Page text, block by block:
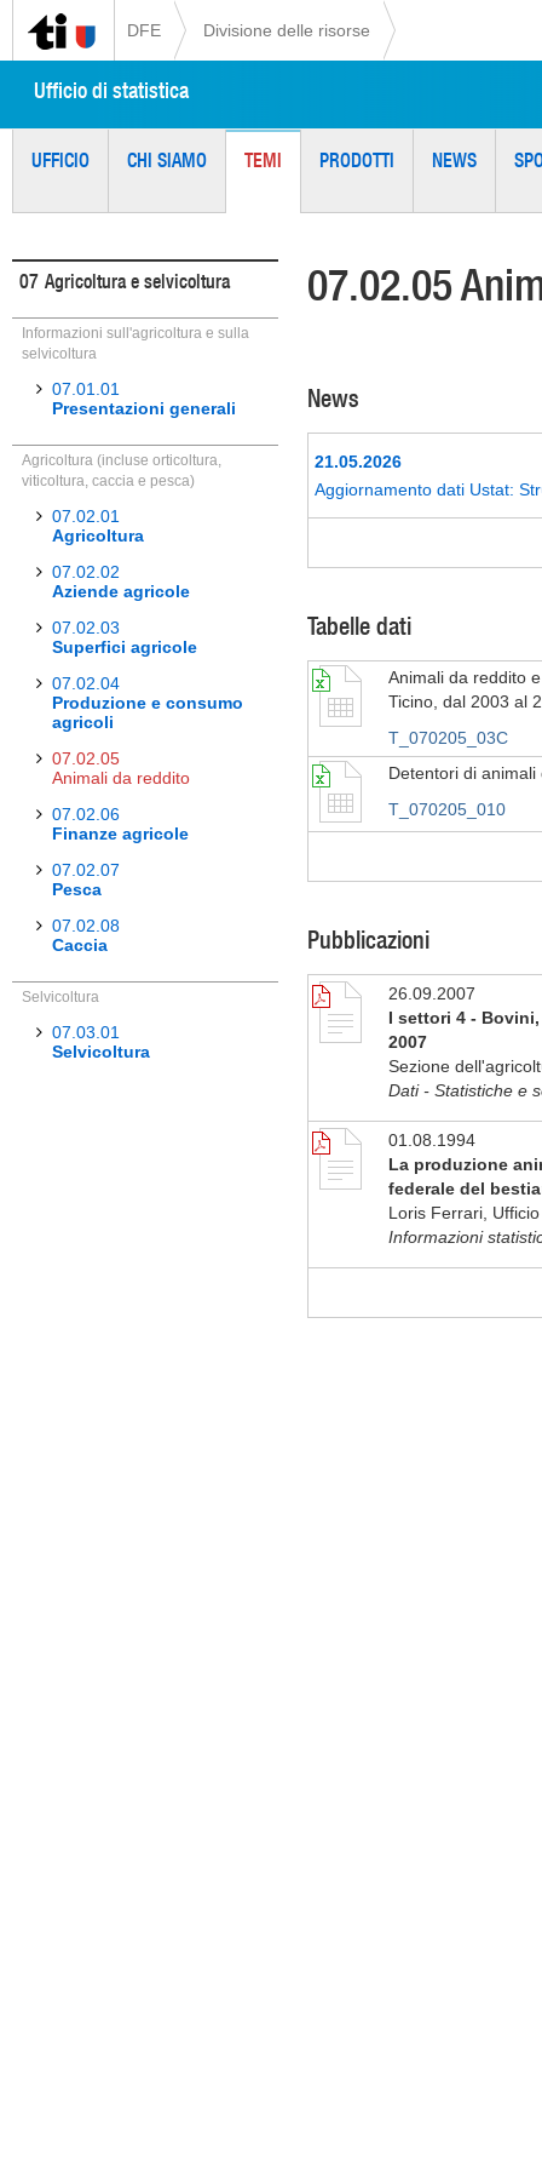
DFE Divisione delle risorse
Ufficio di statistica
UFFICIO CHI SIAMO TEMI PRODOTTI NEWS
07 Agricoltura e selvicoltura
Informazioni sull'agricoltura e sulla
selvicoltura
07.01.01
Presentazioni generali
Agricoltura (incluse orticoltura,
viticoltura, caccia e pesca)
07.02.01
Agricoltura
07.02.02
Aziende agricole
07.02.03
Superfici agricole
07.02.04
Produzione e consumo
agricoli
07.02.05
Animali da reddito
07.02.06
Finanze agricole
07.02.07
Pesca
07.02.08
Caccia
Selvicoltura
07.03.01
Selvicoltura
07.02.05
News
21.05.2026
Aggiornamento dati Ustat:
Tabelle dati
Animali da reddito
Ticino, dal 2003 al
T_070205_03C
Detentori di
T_070205_010
Pubblicazioni
26.09.2007
I settori 4 -
2007
Sezione
Dati - Statistiche e
01.08.1994
La produzione
federale del
Loris Ferrari,
Informazioni